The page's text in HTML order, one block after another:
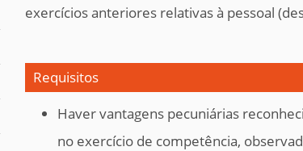
exercícios anteriores relativas à pessoal
Requisitos
Haver vantagens pecuniárias
no exercício de competência,